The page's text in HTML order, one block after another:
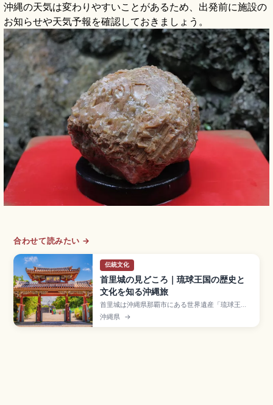
沖縄の天気は変わりやすいことがあるため、出発前に施設の
お知らせや天気予報を確認しておきましょう。
合わせて読みたい →
伝統文化
首里城の見どころ｜琉球王国の歴史と
文化を知る沖縄旅
首里城は沖縄県那覇市にある世界遺産「琉球王国
のグスク及び関連遺産群」の構成資産で、約450
年間にわたり琉球王国の中心として栄えた王宮。
沖縄県 →